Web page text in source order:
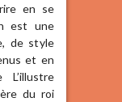
en se
est une
de style
et en
du roi